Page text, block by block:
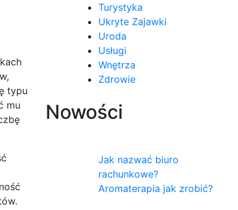
typu
mu
Turystyka
Ukryte Zajawki
Uroda
Usługi
Wnętrza
Zdrowie
Nowości
Jak nazwać biuro
rachunkowe?
Aromaterapia jak zrobić?